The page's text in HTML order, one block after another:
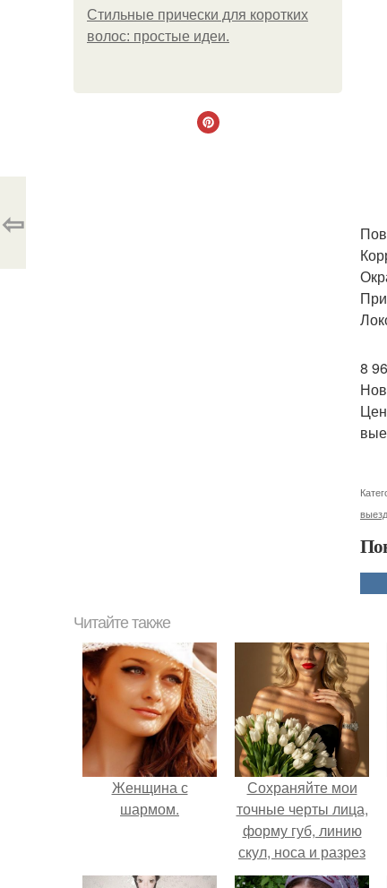
Стильные прически для коротких
волос: простые идеи.
8
⇦
Читайте также
Женщина с
шармом.
Сохраняйте мои
точные черты лица,
форму губ, линию
скул, носа и разрез
глаз.